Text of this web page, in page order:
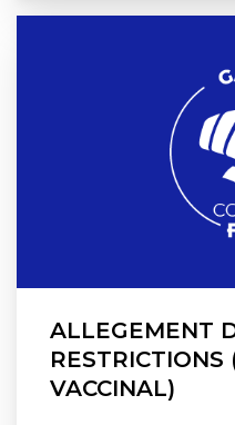
ALLEGEMENT
RESTRICTIONS
VACCINAL)